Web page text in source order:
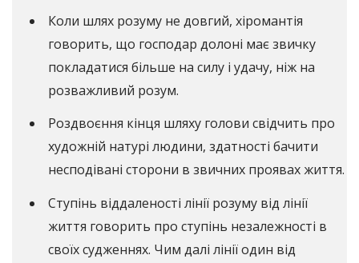
Коли шлях розуму не довгий, хіромантія
говорить, що господар долоні має звичку
покладатися більше на силу і удачу, ніж на
розважливий розум.
Роздвоєння кінця шляху голови свідчить про
художній натурі людини, здатності бачити
несподівані сторони в звичних проявах життя.
Ступінь віддаленості лінії розуму від лінії
життя говорить про ступінь незалежності в
своїх судженнях. Чим далі лінії один від